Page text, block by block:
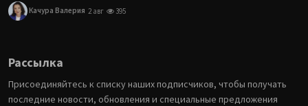
Качура Валерия 2 авг 395
Рассылка
Присоединяйтесь к списку наших подписчиков, чтобы получать
последние новости, обновления и специальные предложения